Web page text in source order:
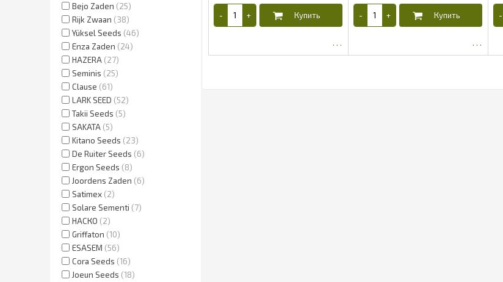
Bejo Zaden
25
Rijk Zwaan
38
Yüksel Seeds 46
Enza Zaden
24
HAZERA 27
Seminis
25
Clause
61
LARK SEED
52
Takii Seeds
5
SAKATA 5
Kitano Seeds
23
De Ruiter Seeds
6
Ergon Seeds
8
Joordens Zaden
6
Satimex 2
Solare Sementi
7
НАСКО
2
Griffaton 10
ESASEM
56
Cora Seeds 16
Joeun Seeds 18